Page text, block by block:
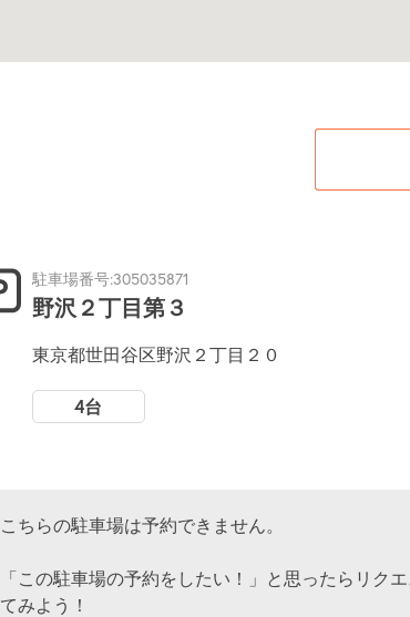
駐車場番号:305035871
野沢２丁目第３
東京都世田谷区野沢２丁目２０
4台
こちらの駐車場は予約できません。
「この駐車場の予約をしたい！」と思ったらリク
てみよう！